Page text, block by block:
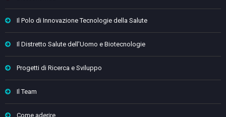
Il Polo di Innovazione Tecnologie della Salute
Il Distretto Salute dell’Uomo e Biotecnologie
Progetti di Ricerca e Sviluppo
Il Team
Come aderire